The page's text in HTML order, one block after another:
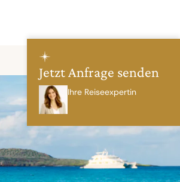
Jetzt Anfrage senden
Ihre Reiseexpertin